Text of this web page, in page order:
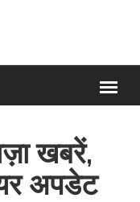
खबरें,
अपडेट